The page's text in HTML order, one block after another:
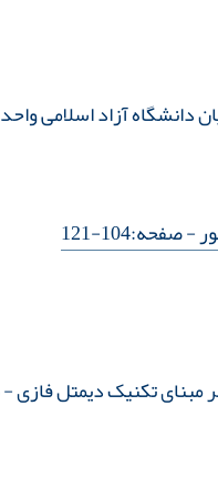
دانشگاه آزاد اسلامی واحد
- صفحه:104-121
مبنای تکنیک دیمتل فازی